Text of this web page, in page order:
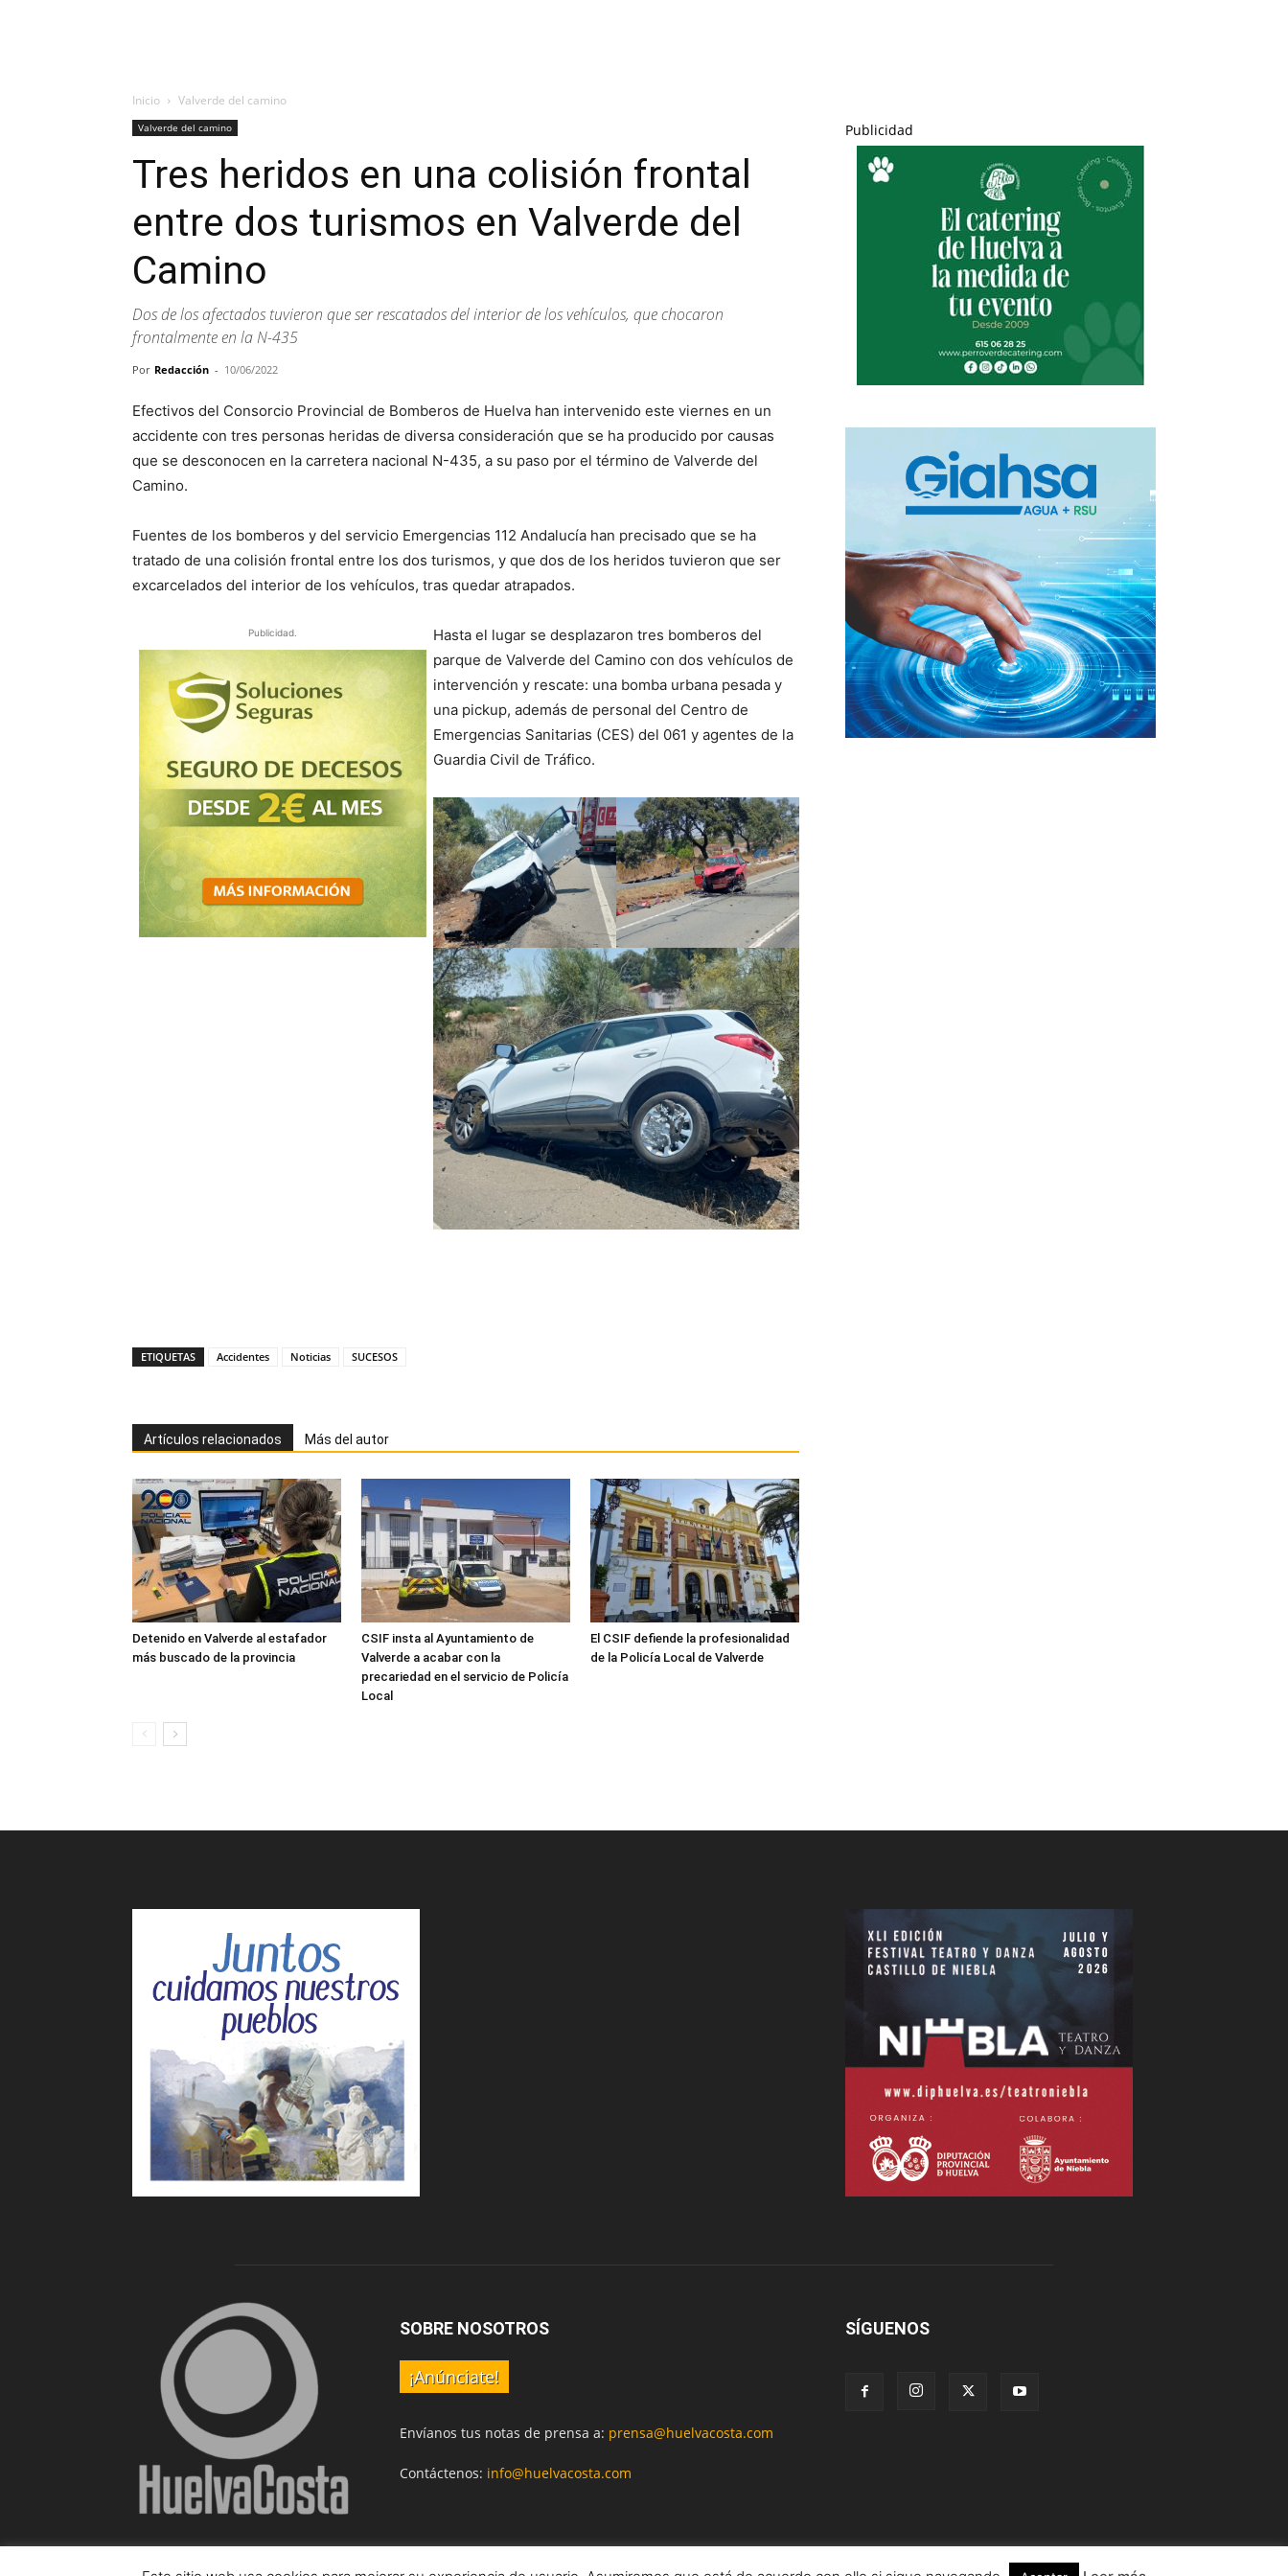
Inicio Valverde del camino
Valverde del camino
Tres heridos en una colisión frontal
entre dos turismos en Valverde del
Camino
Dos de los afectados tuvieron que ser rescatados del interior de los vehículos, que chocaron
frontalmente en la N-435
Por Redacción - 10/06/2022
Efectivos del Consorcio Provincial de Bomberos de Huelva han intervenido este viernes en un
accidente con tres personas heridas de diversa consideración que se ha producido por causas
que se desconocen en la carretera nacional N-435, a su paso por el término de Valverde del
Camino.
Fuentes de los bomberos y del servicio Emergencias 112 Andalucía han precisado que se ha
tratado de una colisión frontal entre los dos turismos, y que dos de los heridos tuvieron que ser
excarcelados del interior de los vehículos, tras quedar atrapados.
Publicidad.
Hasta el lugar se desplazaron tres bomberos del
parque de Valverde del Camino con dos vehículos de
intervención y rescate: una bomba urbana pesada y
una pickup, además de personal del Centro de
Emergencias Sanitarias (CES) del 061 y agentes de la
Guardia Civil de Tráfico.
ETIQUETAS Accidentes Noticias SUCESOS
Artículos relacionados Más del autor
Detenido en Valverde al estafador
más buscado de la provincia
CSIF insta al Ayuntamiento de
Valverde a acabar con la
precariedad en el servicio de Policía
Local
El CSIF defiende la profesionalidad
de la Policía Local de Valverde
Publicidad
SOBRE NOSOTROS
¡Anúnciate!
Envíanos tus notas de prensa a: prensa@huelvacosta.com
Contáctenos: info@huelvacosta.com
SÍGUENOS